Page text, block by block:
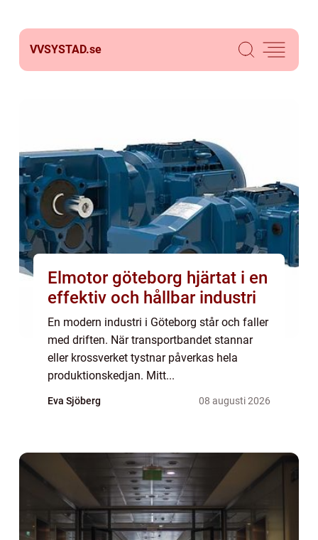
VVSYSTAD.se
Elmotor göteborg hjärtat i en
effektiv och hållbar industri
En modern industri i Göteborg står och faller
med driften. När transportbandet stannar
eller krossverket tystnar påverkas hela
produktionskedjan. Mitt...
Eva Sjöberg 08 augusti 2026